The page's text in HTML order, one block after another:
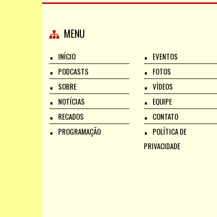
MENU
INÍCIO
PODCASTS
SOBRE
NOTÍCIAS
RECADOS
PROGRAMAÇÃO
EVENTOS
FOTOS
VÍDEOS
EQUIPE
CONTATO
POLÍTICA DE
PRIVACIDADE